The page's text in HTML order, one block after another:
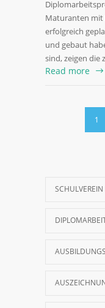
Maturanten mit
erfolgreich
und gebaut
sind, zeigen die
Read more
1
SCHULVEREIN